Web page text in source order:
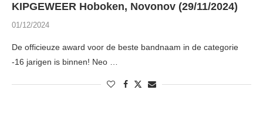
KIPGEWEER Hoboken, Novonov (29/11/2024)
01/12/2024
De officieuze award voor de beste bandnaam in de categorie
-16 jarigen is binnen! Neo …